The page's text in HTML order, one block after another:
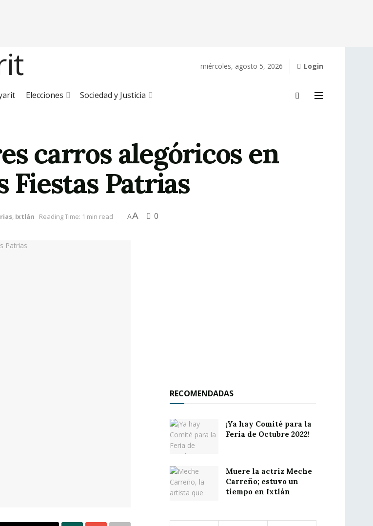
miércoles, agosto 5, 2026 Login
Elecciones Sociedad y Justicia
carros alegóricos en
Fiestas Patrias
, Ixtlán Reading Time: 1 min read AA 0
RECOMENDADAS
¡Ya hay Comité para la
Feria de Octubre 2022!
Muere la actriz Meche
Carreño; estuvo un
tiempo en Ixtlán